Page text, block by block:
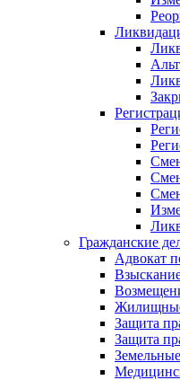
Гражданские
Адвокат
Защита
Защита